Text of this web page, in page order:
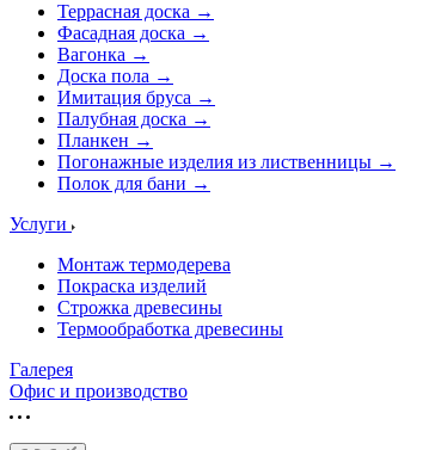
Террасная доска →
Фасадная доска →
Вагонка →
Доска пола →
Имитация бруса →
Палубная доска →
Планкен →
Погонажные изделия из лиственницы →
Полок для бани →
Услуги
Монтаж термодерева
Покраска изделий
Строжка древесины
Термообработка древесины
Галерея
Офис и производство